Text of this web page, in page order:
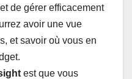
de gérer efficacement
avoir une vue
et savoir où vous en
est que vous